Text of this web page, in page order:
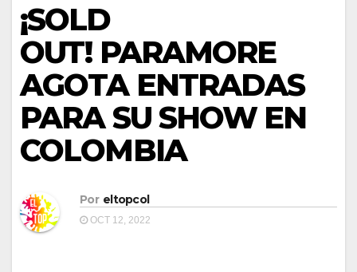
¡SOLD
OUT! PARAMORE
AGOTA ENTRADAS
PARA SU SHOW EN
COLOMBIA
Por eltopcol
OCT 12, 2022